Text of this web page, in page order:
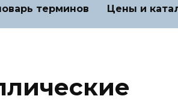
терминов Цены и